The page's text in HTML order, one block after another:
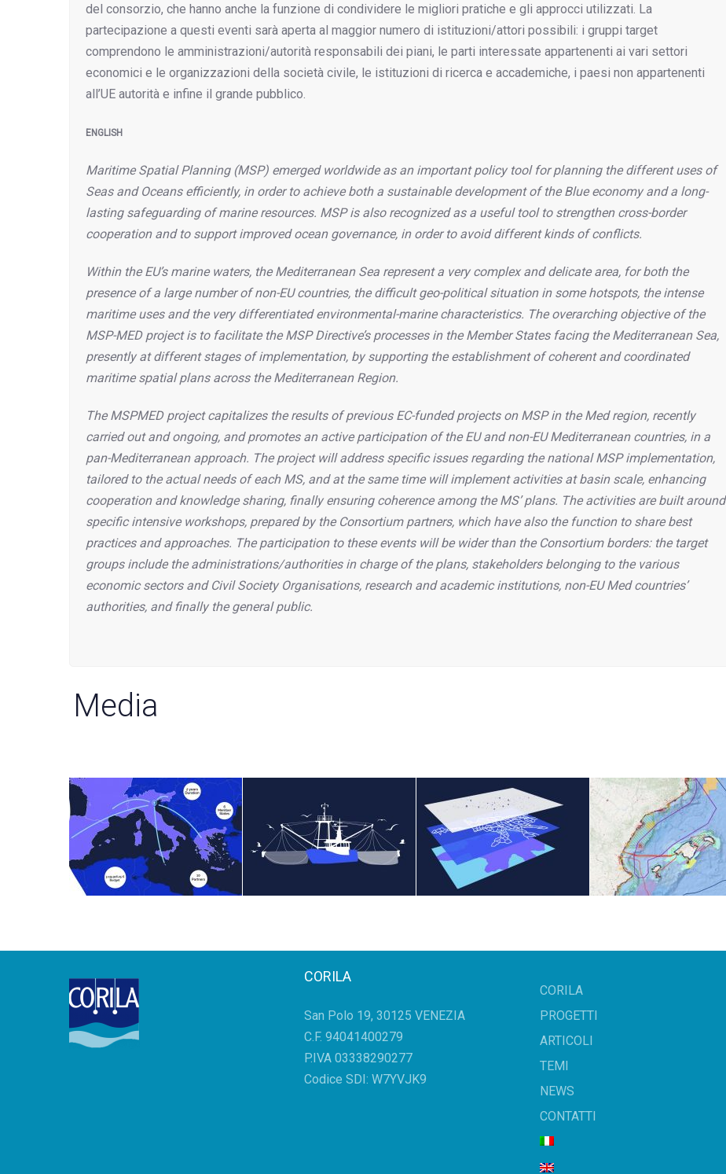
del consorzio, che hanno anche la funzione di condividere le migliori pratiche e gli approcci utilizzati. La
partecipazione a questi eventi sarà aperta al maggior numero di istituzioni/attori possibili: i gruppi target
comprendono le amministrazioni/autorità responsabili dei piani, le parti interessate appartenenti ai vari settori
economici e le organizzazioni della società civile, le istituzioni di ricerca e accademiche, i paesi non appartenenti
all’UE autorità e infine il grande pubblico.
ENGLISH
Maritime Spatial Planning (MSP) emerged worldwide as an important policy tool for planning the different uses of
Seas and Oceans efficiently, in order to achieve both a sustainable development of the Blue economy and a long-
lasting safeguarding of marine resources. MSP is also recognized as a useful tool to strengthen cross-border
cooperation and to support improved ocean governance, in order to avoid different kinds of conflicts.
Within the EU’s marine waters, the Mediterranean Sea represent a very complex and delicate area, for both the
presence of a large number of non-EU countries, the difficult geo-political situation in some hotspots, the intense
maritime uses and the very differentiated environmental-marine characteristics. The overarching objective of the
MSP-MED project is to facilitate the MSP Directive’s processes in the Member States facing the Mediterranean Sea,
presently at different stages of implementation, by supporting the establishment of coherent and coordinated
maritime spatial plans across the Mediterranean Region.
The MSPMED project capitalizes the results of previous EC-funded projects on MSP in the Med region, recently
carried out and ongoing, and promotes an active participation of the EU and non-EU Mediterranean countries, in a
pan-Mediterranean approach. The project will address specific issues regarding the national MSP implementation,
tailored to the actual needs of each MS, and at the same time will implement activities at basin scale, enhancing
cooperation and knowledge sharing, finally ensuring coherence among the MS’ plans. The activities are built around
specific intensive workshops, prepared by the Consortium partners, which have also the function to share best
practices and approaches. The participation to these events will be wider than the Consortium borders: the target
groups include the administrations/authorities in charge of the plans, stakeholders belonging to the various
economic sectors and Civil Society Organisations, research and academic institutions, non-EU Med countries’
authorities, and finally the general public.
Media
CORILA
San Polo 19, 30125 VENEZIA
C.F. 94041400279
P.IVA 03338290277
Codice SDI: W7YVJK9
CORILA
PROGETTI
ARTICOLI
TEMI
NEWS
CONTATTI